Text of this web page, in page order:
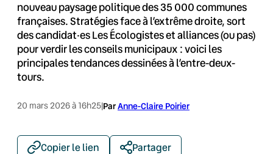
nouveau paysage politique des 35 000 communes
françaises. Stratégies face à l’extrême droite, sort
des candidat·es Les Écologistes et alliances (ou pas)
pour verdir les conseils municipaux : voici les
principales tendances dessinées à l’entre-deux-
tours.
20 mars 2026 à 16h25|ParAnne-Claire Poirier
Copier le lien Partager